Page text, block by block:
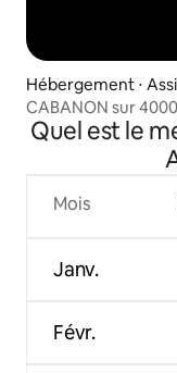
Hébergement ⋅
CABANON sur
Quel est le
Mois
Janv.
Févr.